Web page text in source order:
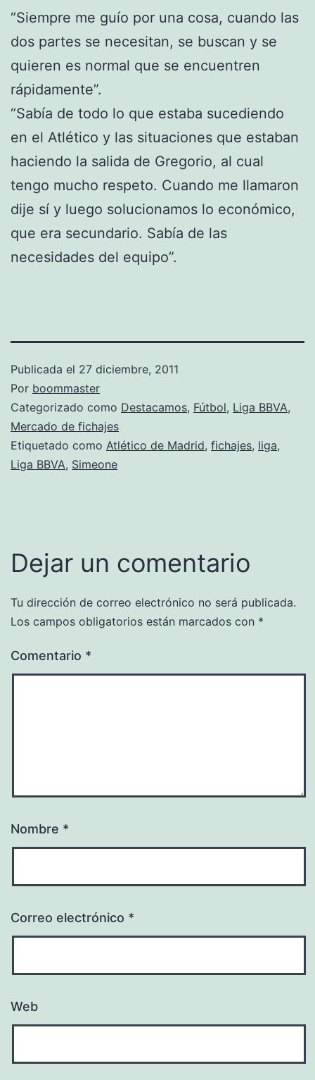
“Siempre me guío por una cosa, cuando las
dos partes se necesitan, se buscan y se
quieren es normal que se encuentren
rápidamente”.
“Sabía de todo lo que estaba sucediendo
en el Atlético y las situaciones que estaban
haciendo la salida de Gregorio, al cual
tengo mucho respeto. Cuando me llamaron
dije sí y luego solucionamos lo económico,
que era secundario. Sabía de las
necesidades del equipo”.
Publicada el 27 diciembre, 2011
Por boommaster
Categorizado como Destacamos, Fútbol, Liga BBVA,
Mercado de fichajes
Etiquetado como Atlético de Madrid, fichajes, liga,
Liga BBVA, Simeone
Dejar un comentario
Tu dirección de correo electrónico no será publicada.
Los campos obligatorios están marcados con *
Comentario *
Nombre *
Correo electrónico *
Web